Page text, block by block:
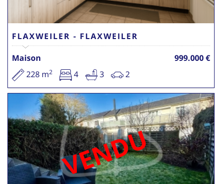
FLAXWEILER - FLAXWEILER
Maison
999.000 €
228 m2 4 3 2
VENDU